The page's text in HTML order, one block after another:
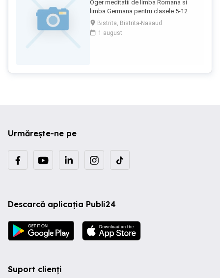
Oger meditatii de limba Romana si
limba Germana pentru clasele 5-12
Bistrita, Bistrita-Nasaud
1 august
Urmărește-ne pe
Descarcă aplicația Publi24
Suport clienți